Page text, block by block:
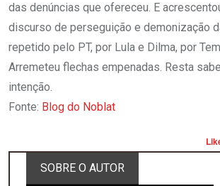
das denúncias que ofereceu. E
discurso de perseguição e demonização
repetido pelo PT, por Lula e Dilma, por
Arremeteu flechas empenadas. Resta
intenção.
Fonte: Blog do Noblat
SOBRE O AUTOR